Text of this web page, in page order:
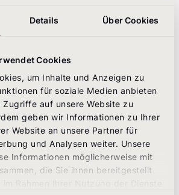
Details Über Cookies
Cookies
um Inhalte und Anzeigen zu
für soziale Medien anbieten
auf unsere Website zu
geben wir Informationen zu Ihrer
Website an unsere Partner für
und Analysen weiter. Unsere
Informationen möglicherweise mit
die Sie ihnen bereitgestellt
zum Thema Nachhaltigkeit
transparente
eher ernüchternd“, erklärt
Geschäftsführer bei
nicht einmal die Hälfte
Unternehmen darüber, wie
mit dem
Zur
selbst äußern sich mit 56
„Als Investor will ich wissen,